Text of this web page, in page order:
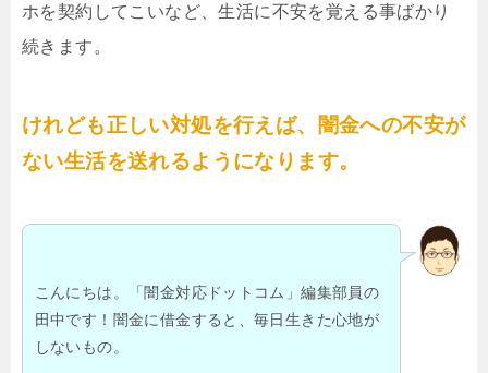
ホを契約してこいなど、生活に不安を覚える事ばかり
続きます。
けれども正しい対処を行えば、闇金への不安が
ない生活を送れるようになります。
こんにちは。「闇金対応ドットコム」編集部員の
田中です！闇金に借金すると、毎日生きた心地が
しないもの。